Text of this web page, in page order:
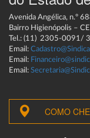
Avenida Angélica, n.º
Bairro Higienópolis –
Tel.: (11) 2305-0091/
Email:
Email:
Email:
COMO